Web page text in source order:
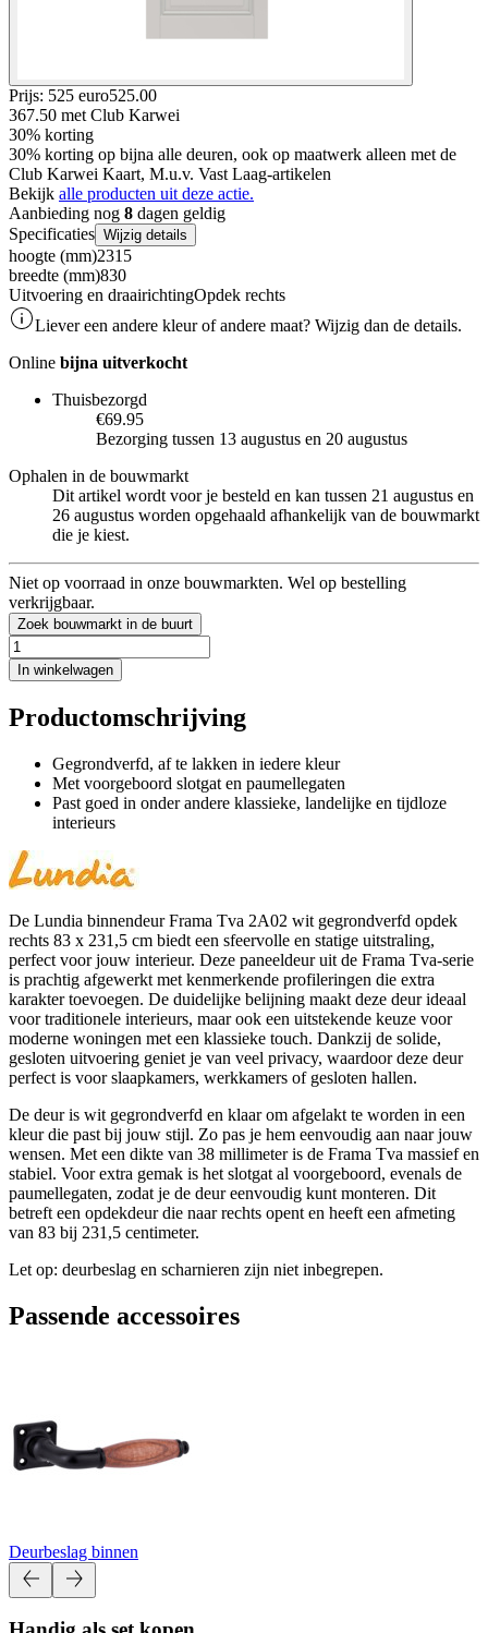
Prijs: 525 euro525.00
367.50 met Club Karwei
30% korting
30% korting op bijna alle deuren, ook op maatwerk alleen met de
Club Karwei Kaart, M.u.v. Vast Laag-artikelen
Bekijk alle producten uit deze actie.
Aanbieding nog 8 dagen geldig
Specificaties Wijzig details
hoogte (mm)2315
breedte (mm)830
Uitvoering en draairichtingOpdek rechts
Liever een andere kleur of andere maat? Wijzig dan de details.
Online bijna uitverkocht
Thuisbezorgd
€69.95
Bezorging tussen 13 augustus en 20 augustus
Ophalen in de bouwmarkt
Dit artikel wordt voor je besteld en kan tussen 21 augustus en
26 augustus worden opgehaald afhankelijk van de bouwmarkt
die je kiest.
Niet op voorraad in onze bouwmarkten. Wel op bestelling
verkrijgbaar.
Zoek bouwmarkt in de buurt
In winkelwagen
Productomschrijving
Gegrondverfd, af te lakken in iedere kleur
Met voorgeboord slotgat en paumellegaten
Past goed in onder andere klassieke, landelijke en tijdloze
interieurs
De Lundia binnendeur Frama Tva 2A02 wit gegrondverfd opdek
rechts 83 x 231,5 cm biedt een sfeervolle en statige uitstraling,
perfect voor jouw interieur. Deze paneeldeur uit de Frama Tva-serie
is prachtig afgewerkt met kenmerkende profileringen die extra
karakter toevoegen. De duidelijke belijning maakt deze deur ideaal
voor traditionele interieurs, maar ook een uitstekende keuze voor
moderne woningen met een klassieke touch. Dankzij de solide,
gesloten uitvoering geniet je van veel privacy, waardoor deze deur
perfect is voor slaapkamers, werkkamers of gesloten hallen.
De deur is wit gegrondverfd en klaar om afgelakt te worden in een
kleur die past bij jouw stijl. Zo pas je hem eenvoudig aan naar jouw
wensen. Met een dikte van 38 millimeter is de Frama Tva massief en
stabiel. Voor extra gemak is het slotgat al voorgeboord, evenals de
paumellegaten, zodat je de deur eenvoudig kunt monteren. Dit
betreft een opdekdeur die naar rechts opent en heeft een afmeting
van 83 bij 231,5 centimeter.
Let op: deurbeslag en scharnieren zijn niet inbegrepen.
Passende accessoires
Deurbeslag binnen